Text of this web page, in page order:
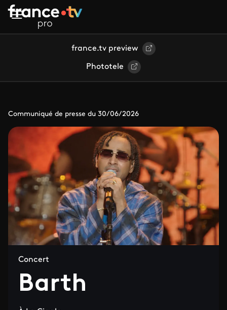
Aller au contenu principal
france.tv preview
Phototele
Communiqué de presse du 30/06/2026
Concert
Barth